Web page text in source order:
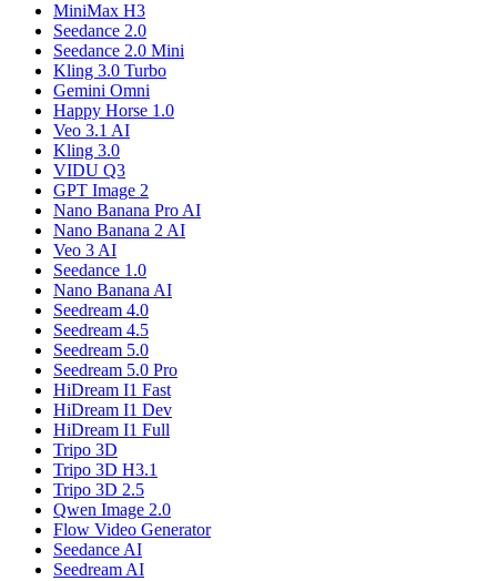
MiniMax H3
Seedance 2.0
Seedance 2.0 Mini
Kling 3.0 Turbo
Gemini Omni
Happy Horse 1.0
Veo 3.1 AI
Kling 3.0
VIDU Q3
GPT Image 2
Nano Banana Pro AI
Nano Banana 2 AI
Veo 3 AI
Seedance 1.0
Nano Banana AI
Seedream 4.0
Seedream 4.5
Seedream 5.0
Seedream 5.0 Pro
HiDream I1 Fast
HiDream I1 Dev
HiDream I1 Full
Tripo 3D
Tripo 3D H3.1
Tripo 3D 2.5
Qwen Image 2.0
Flow Video Generator
Seedance AI
Seedream AI